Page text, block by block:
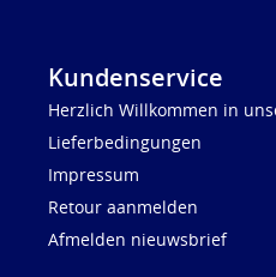
Kundenservice
Herzlich Willkommen in
Lieferbedingungen
Impressum
Retour aanmelden
Afmelden nieuwsbrief